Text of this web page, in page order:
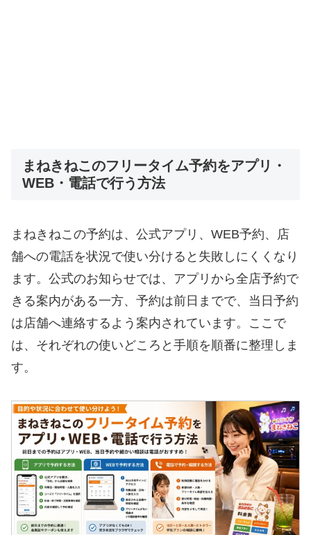
まねきねこのフリータイム予約をアプリ・
WEB・電話で行う方法
まねきねこの予約は、公式アプリ、WEB予約、店
舗への電話を状況で使い分けると失敗しにくくなり
ます。公式のお知らせでは、アプリから全店予約で
きる案内がある一方、予約は前日までで、当日予約
は店舗へ連絡するよう案内されています。ここで
は、それぞれの使いどころと手順を順番に整理しま
す。